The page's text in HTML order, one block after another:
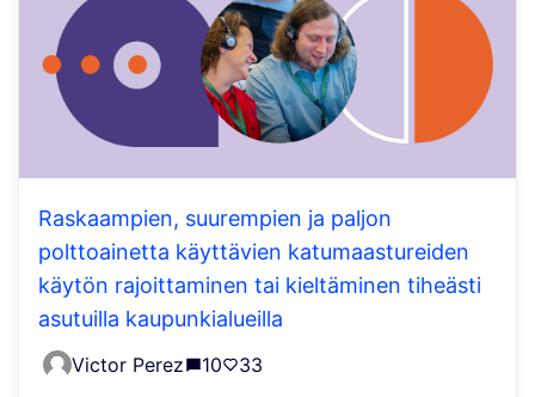
Raskaampien, suurempien ja paljon
polttoainetta käyttävien katumaastureiden
käytön rajoittaminen tai kieltäminen tiheästi
asutuilla kaupunkialueilla
Victor Perez 10 33